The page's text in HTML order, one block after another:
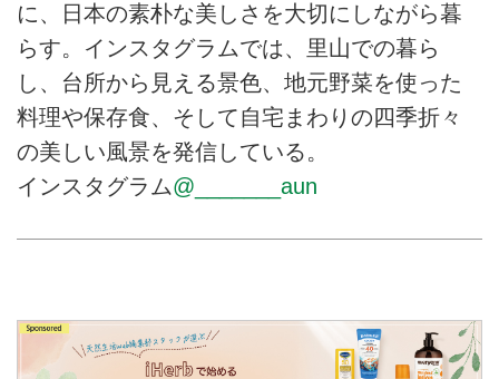
に、日本の素朴な美しさを大切にしながら暮
らす。インスタグラムでは、里山での暮ら
し、台所から見える景色、地元野菜を使った
料理や保存食、そして自宅まわりの四季折々
の美しい風景を発信している。
インスタグラム@_______aun